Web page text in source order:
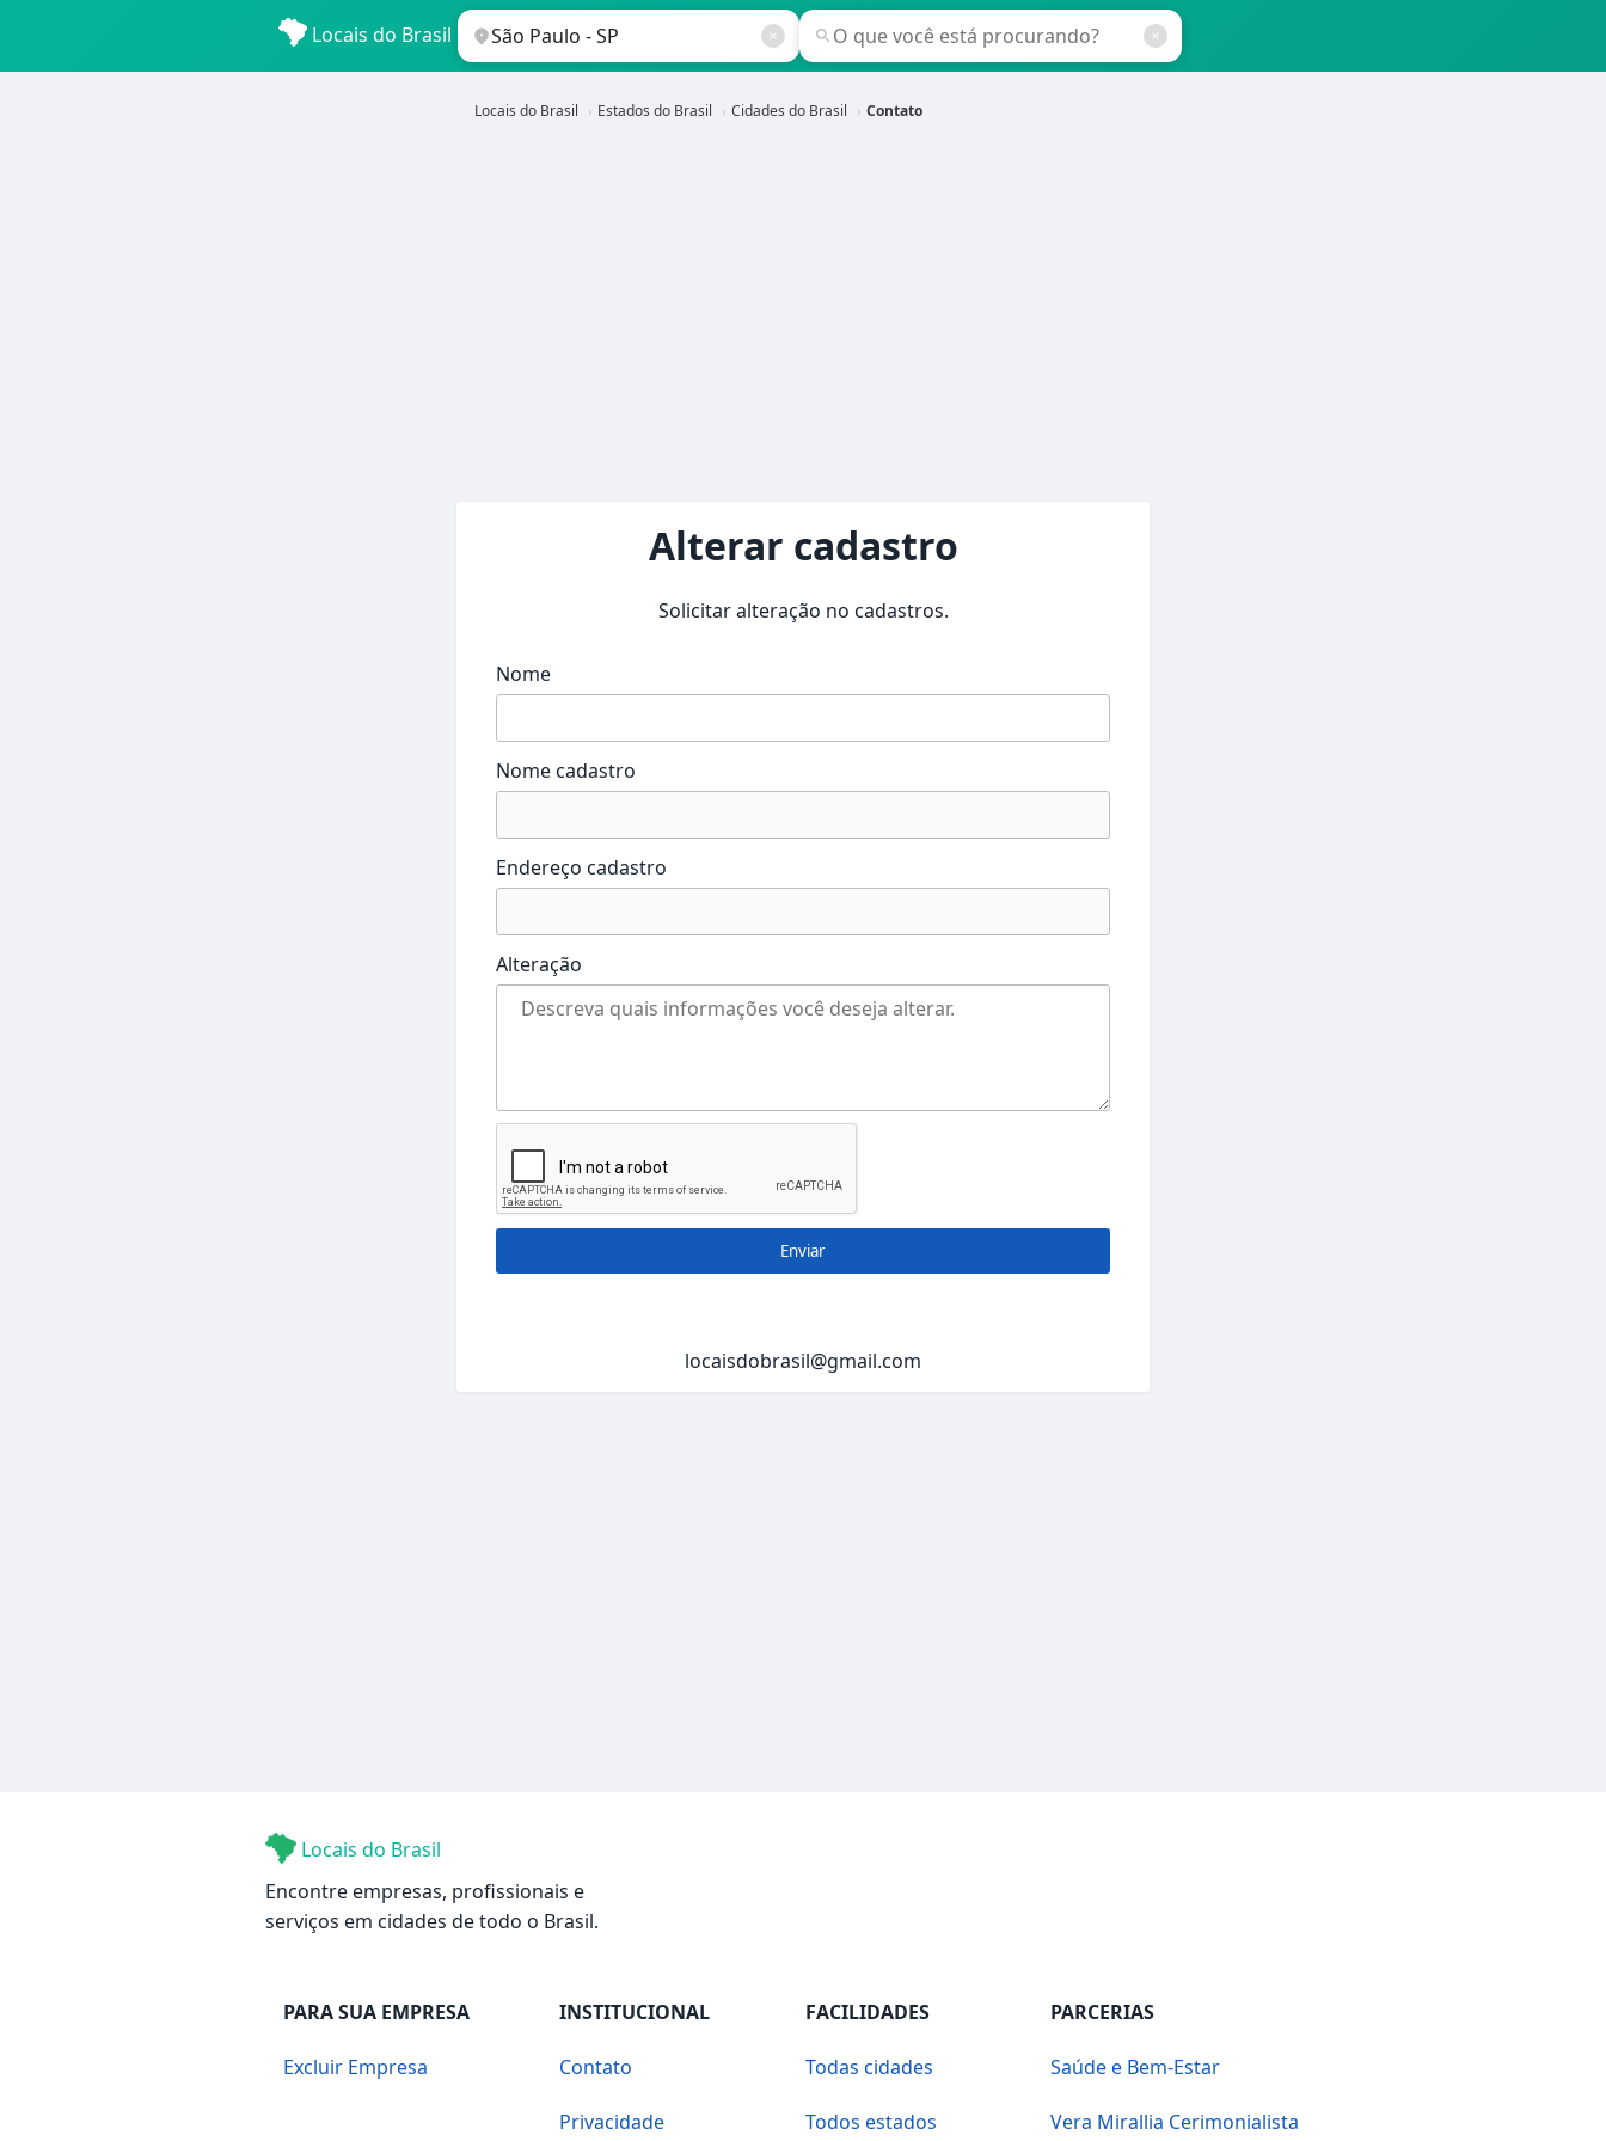
Locais do Brasil
Locais do Brasil Estados do Brasil Cidades do Brasil Contato
Alterar cadastro
Solicitar alteração no cadastros.
Nome
Nome cadastro
Endereço cadastro
Alteração
Enviar
locaisdobrasil@gmail.com
Locais do Brasil
Encontre empresas, profissionais e
serviços em cidades de todo o Brasil.
PARA SUA EMPRESA
Excluir Empresa
INSTITUCIONAL
Contato
Privacidade
FACILIDADES
Todas cidades
Todos estados
PARCERIAS
Saúde e Bem-Estar
Vera Mirallia Cerimonialista